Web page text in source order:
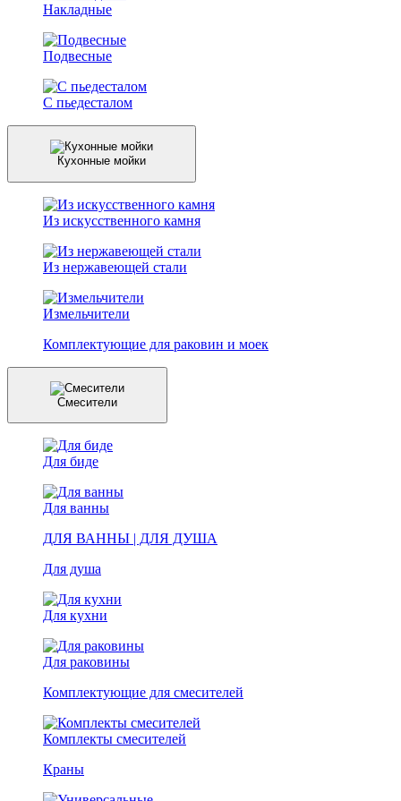
Накладные
Подвесные
С пьедесталом
Кухонные мойки
Из искусственного камня
Из нержавеющей стали
Измельчители
Комплектующие для раковин и моек
Смесители
Для биде
Для ванны
ДЛЯ ВАННЫ | ДЛЯ ДУША
Для душа
Для кухни
Для раковины
Комплектующие для смесителей
Комплекты смесителей
Краны